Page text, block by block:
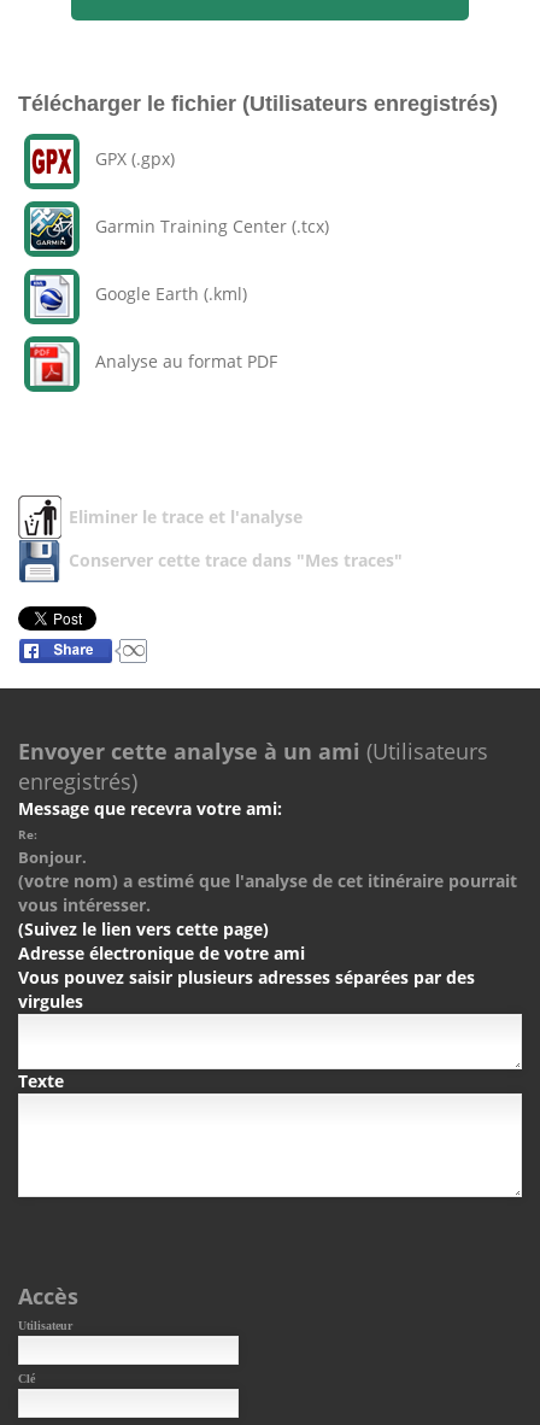
Télécharger le fichier (Utilisateurs enregistrés)
GPX (.gpx)
Garmin Training Center (.tcx)
Google Earth (.kml)
Analyse au format PDF
Eliminer le trace et l'analyse
Conserver cette trace dans "Mes traces"
Envoyer cette analyse à un ami (Utilisateurs
enregistrés)
Message que recevra votre ami:
Re:
Bonjour.
(votre nom) a estimé que l'analyse de cet itinéraire pourrait
vous intéresser.
(Suivez le lien vers cette page)
Adresse électronique de votre ami
Vous pouvez saisir plusieurs adresses séparées par des
virgules
Texte
Accès
Utilisateur
Clé